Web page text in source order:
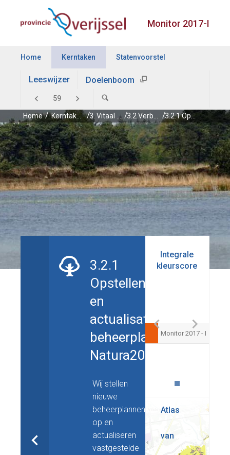
Monitor 2017-I
Home Kerntaken Statenvoorstel
Leeswijzer Doelenboom
Home Kerntaken 3. Vitaal platteland
3.2.1
Opstellen
en
actualisatie
beheerplannen
Natura2000
Wij stellen
nieuwe
beheerplannen
op en
actualiseren
vastgestelde
Integrale
kleurscore
Monitor 2017 - I
Atlas
van